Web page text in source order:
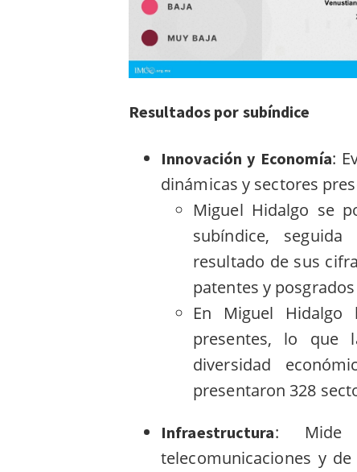
Resultados por subíndice
Innovación y Economía:
dinámicas y sectores
Miguel Hidalgo se
subíndice,
resultado de sus
patentes y
En Miguel Hidalgo
presentes, lo que
diversidad
presentaron 328
Infraestructura: Mide
telecomunicaciones y